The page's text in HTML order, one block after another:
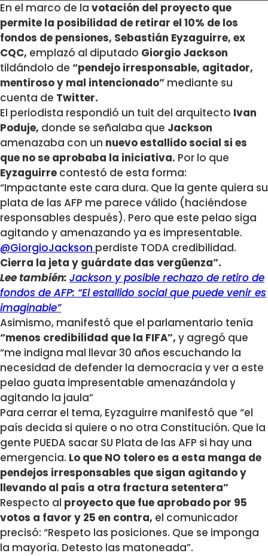
En el marco de la votación del proyecto que
permite la posibilidad de retirar el 10% de los
fondos de pensiones, Sebastián Eyzaguirre, ex
CQC, emplazó al diputado Giorgio Jackson
tildándolo de “pendejo irresponsable, agitador,
mentiroso y mal intencionado” mediante su
cuenta de Twitter.
El periodista respondió un tuit del arquitecto Ivan
Poduje, donde se señalaba que Jackson
amenazaba con un nuevo estallido social si es
que no se aprobaba la iniciativa. Por lo que
Eyzaguirre contestó de esta forma:
“Impactante este cara dura. Que la gente quiera su
plata de las AFP me parece válido (haciéndose
responsables después). Pero que este pelao siga
agitando y amenazando ya es impresentable.
@GiorgioJackson perdiste TODA credibilidad.
Cierra la jeta y guárdate das vergüenza”.
Lee también: Jackson y posible rechazo de retiro de
fondos de AFP: “El estallido social que puede venir es
imaginable”
Asimismo, manifestó que el parlamentario tenía
“menos credibilidad que la FIFA”, y agregó que
“me indigna mal llevar 30 años escuchando la
necesidad de defender la democracia y ver a este
pelao guata impresentable amenazándola y
agitando la jaula”
Para cerrar el tema, Eyzaguirre manifestó que “el
país decida si quiere o no otra Constitución. Que la
gente PUEDA sacar SU Plata de las AFP si hay una
emergencia. Lo que NO tolero es a esta manga de
pendejos irresponsables que sigan agitando y
llevando al país a otra fractura setentera”
Respecto al proyecto que fue aprobado por 95
votos a favor y 25 en contra, el comunicador
precisó: “Respeto las posiciones. Que se imponga
la mayoría. Detesto las matoneada”.